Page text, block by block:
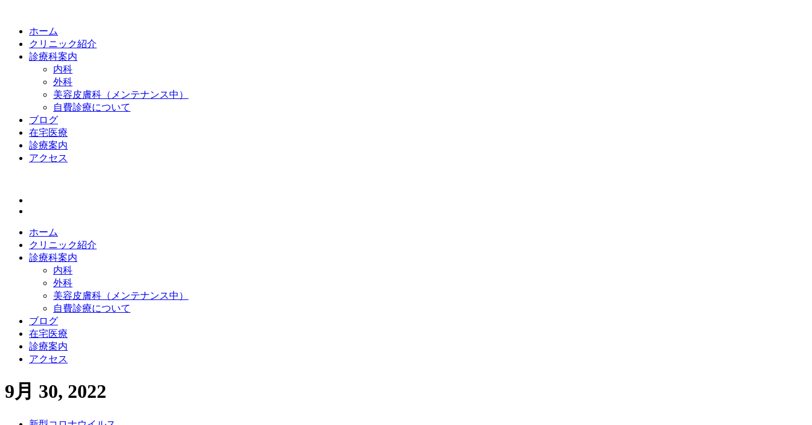
ホーム
クリニック紹介
診療科案内
内科
外科
美容皮膚科（メンテナンス中）
自費診療について
ブログ
在宅医療
診療案内
アクセス
ホーム
クリニック紹介
診療科案内
内科
外科
美容皮膚科（メンテナンス中）
自費診療について
ブログ
在宅医療
診療案内
アクセス
9月 30, 2022